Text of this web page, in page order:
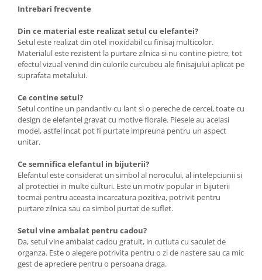
Intrebari frecvente
Din ce material este realizat setul cu elefantei?
Setul este realizat din otel inoxidabil cu finisaj multicolor.
Materialul este rezistent la purtare zilnica si nu contine pietre, tot
efectul vizual venind din culorile curcubeu ale finisajului aplicat pe
suprafata metalului.
Ce contine setul?
Setul contine un pandantiv cu lant si o pereche de cercei, toate cu
design de elefantel gravat cu motive florale. Piesele au acelasi
model, astfel incat pot fi purtate impreuna pentru un aspect
unitar.
Ce semnifica elefantul in bijuterii?
Elefantul este considerat un simbol al norocului, al intelepciunii si
al protectiei in multe culturi. Este un motiv popular in bijuterii
tocmai pentru aceasta incarcatura pozitiva, potrivit pentru
purtare zilnica sau ca simbol purtat de suflet.
Setul vine ambalat pentru cadou?
Da, setul vine ambalat cadou gratuit, in cutiuta cu saculet de
organza. Este o alegere potrivita pentru o zi de nastere sau ca mic
gest de apreciere pentru o persoana draga.